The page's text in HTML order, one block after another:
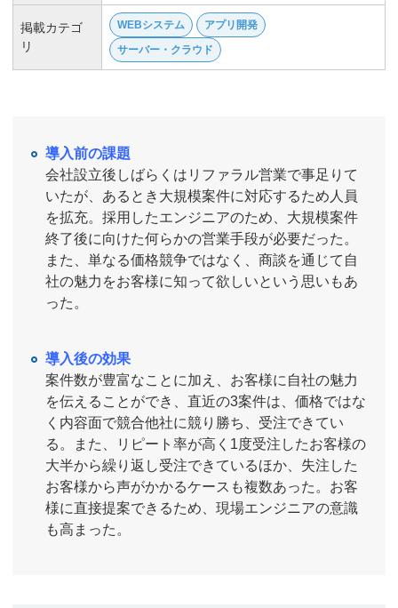
掲載カテゴ
リ
WEBシステム
アプリ開発
サーバー・クラウド
導入前の課題
会社設立後しばらくはリファラル営業で事足りて
いたが、あるとき大規模案件に対応するため人員
を拡充。採用したエンジニアのため、大規模案件
終了後に向けた何らかの営業手段が必要だった。
また、単なる価格競争ではなく、商談を通じて自
社の魅力をお客様に知って欲しいという思いもあ
った。
導入後の効果
案件数が豊富なことに加え、お客様に自社の魅力
を伝えることができ、直近の3案件は、価格ではな
く内容面で競合他社に競り勝ち、受注できてい
る。また、リピート率が高く1度受注したお客様の
大半から繰り返し受注できているほか、失注した
お客様から声がかかるケースも複数あった。お客
様に直接提案できるため、現場エンジニアの意識
も高まった。